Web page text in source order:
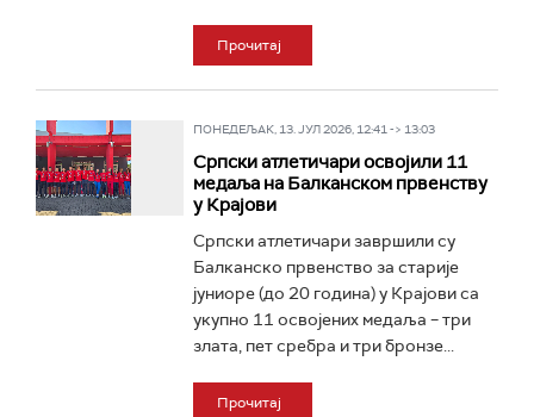
Прочитај
ПОНЕДЕЉАК, 13. ЈУЛ 2026, 12:41 -> 13:03
Српски атлетичари освојили 11
медаља на Балканском првенству
у Крајови
Српски атлетичари завршили су
Балканско првенство за старије
јуниоре (до 20 година) у Крајови са
укупно 11 освојених медаља – три
злата, пет сребра и три бронзе...
Прочитај